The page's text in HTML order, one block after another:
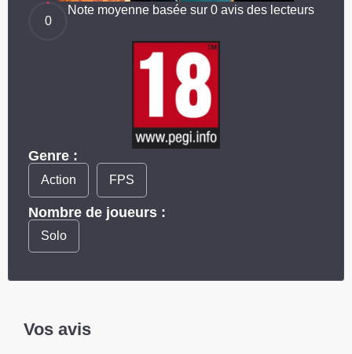
0
Note moyenne basée sur 0 avis des lecteurs
Genre :
Action FPS
Nombre de joueurs :
Solo
Vos avis